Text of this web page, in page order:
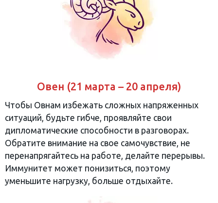
Овен (21 марта – 20 апреля)
Чтобы Овнам избежать сложных напряженных
ситуаций, будьте гибче, проявляйте свои
дипломатические способности в разговорах.
Обратите внимание на свое самочувствие, не
перенапрягайтесь на работе, делайте перерывы.
Иммунитет может понизиться, поэтому
уменьшите нагрузку, больше отдыхайте.